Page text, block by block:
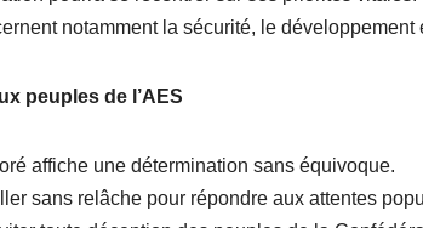
notamment la sécurité, le développement
peuples de l’AES
affiche une détermination sans équivoque.
sans relâche pour répondre aux attentes